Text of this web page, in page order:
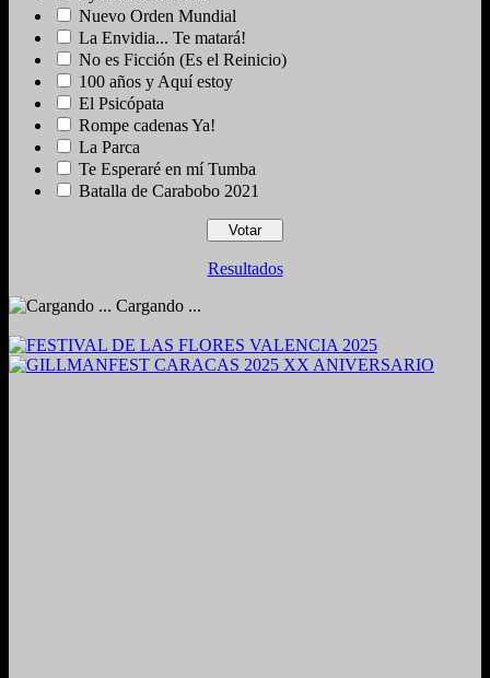
Nuevo Orden Mundial
La Envidia... Te matará!
No es Ficción (Es el Reinicio)
100 años y Aquí estoy
El Psicópata
Rompe cadenas Ya!
La Parca
Te Esperaré en mí Tumba
Batalla de Carabobo 2021
Resultados
Cargando ...